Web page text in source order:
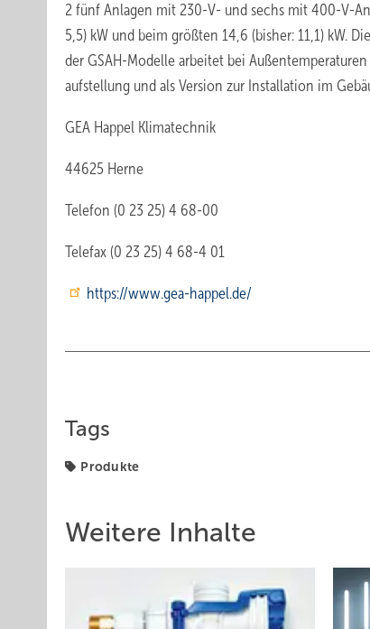
2 fünf Anlagen mit 230-V- und sechs mit 400-V-
5,5) kW und beim größten 14,6 (bisher: 11,1) kW.
der GSAH-Modelle arbeitet bei
aufstellung und als Version zur Installation im
GEA Happel Klimatechnik
44625 Herne
Telefon (0 23 25) 4 68-00
Telefax (0 23 25) 4 68-4 01
https://www.gea-happel.de/
Tags
Produkte
Weitere Inhalte